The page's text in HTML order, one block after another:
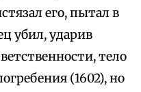
его, пытал в
убил, ударив
тело
(1602), но